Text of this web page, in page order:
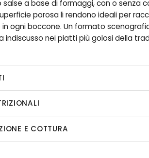
a base di formaggi, con o senza
porosa li rendono ideali per
ogni boccone. Un formato
indiscusso nei piatti più golosi della
E COTTURA